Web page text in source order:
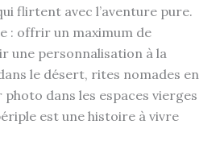
flirtent avec l’aventure pure.
: offrir un maximum de
une personnalisation à la
le désert, rites nomades en
dans les espaces vierges
est une histoire à vivre